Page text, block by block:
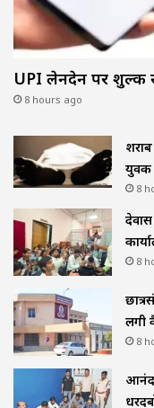
UPI लेनदेन पर शुल्क
8 hours ago
युवक
8
8
लगी
8
आनंद